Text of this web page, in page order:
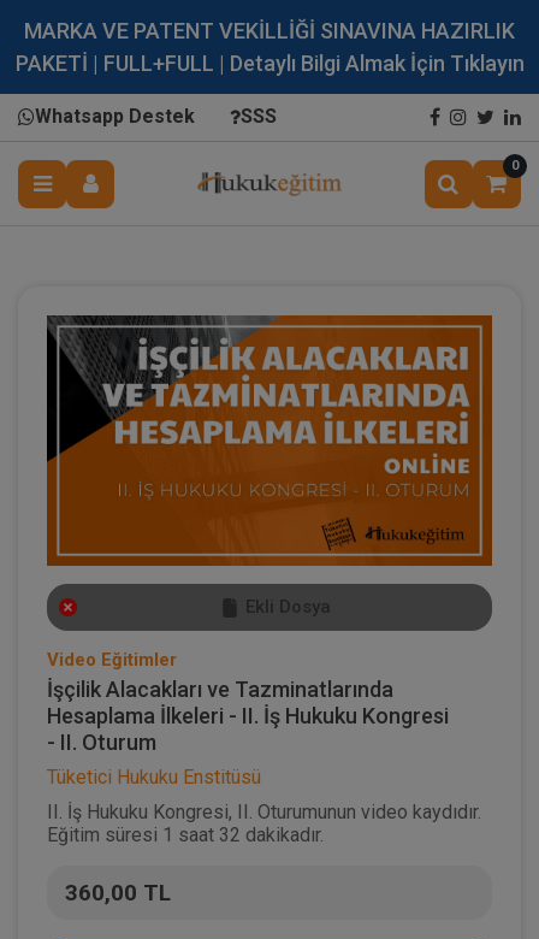
MARKA VE PATENT VEKİLLİĞİ SINAVINA HAZIRLIK
PAKETİ | FULL+FULL | Detaylı Bilgi Almak İçin Tıklayın
Whatsapp Destek SSS
0
Ekli Dosya
Video Eğitimler
İşçilik Alacakları ve Tazminatlarında
Hesaplama İlkeleri - II. İş Hukuku Kongresi
- II. Oturum
Tüketici Hukuku Enstitüsü
II. İş Hukuku Kongresi, II. Oturumunun video kaydıdır.
Eğitim süresi 1 saat 32 dakikadır.
360,00 TL